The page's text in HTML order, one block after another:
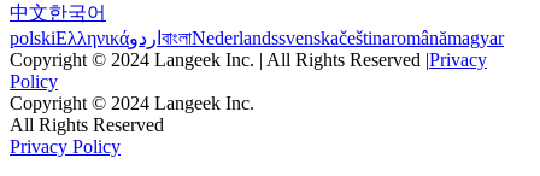
中文한국어
polskiΕλληνικάاردو বাংলাNederlandssvenskačeštinaromânămagyar
Copyright © 2024 Langeek Inc. | All Rights Reserved |Privacy
Policy
Copyright © 2024 Langeek Inc.
All Rights Reserved
Privacy Policy